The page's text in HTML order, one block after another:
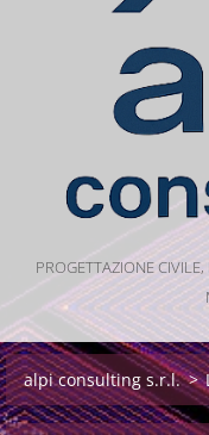
PROGETTAZIONE
alpi consulting s.r.l. >